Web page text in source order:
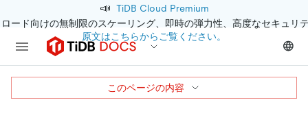
📣 TiDB Cloud Premium
ード向けの無制限のスケーリング、即時の弾力性、高度なセキュリ
原文はこちらからご覧ください。
このページの内容